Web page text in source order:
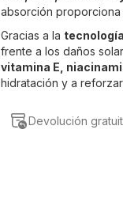
absorción proporciona
Gracias a la
frente a los daños
vitamina E,
hidratación y a
Devolución